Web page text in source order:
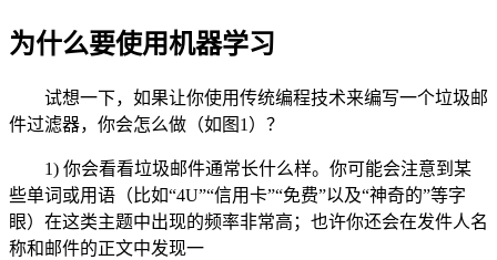
为什么要使用机器学习
试想一下，如果让你使用传统编程技术来编写一个垃圾邮
件过滤器，你会怎么做（如图1）？
1) 你会看看垃圾邮件通常长什么样。你可能会注意到某
些单词或用语（比如“4U”“信用卡”“免费”以及“神奇的”等字
眼）在这类主题中出现的频率非常高；也许你还会在发件人名
称和邮件的正文中发现一